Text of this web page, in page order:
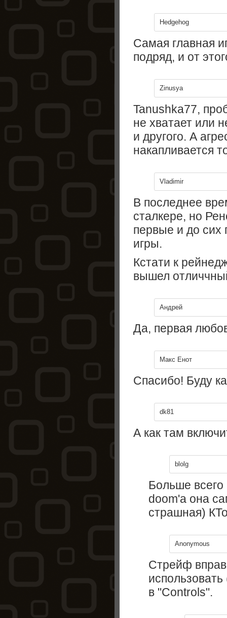
Hedgehog
Самая главная
подряд, и от
Zinusya
Tanushka77,
не хватает или
и другого. А
накапливается
Vladimir
В последнее
сталкере, но
первые и до
игры.
Кстати к
вышел
Андрей
Да, первая
Макс Енот
Спасибо! Буду
dk81
А как там
blolg
Больше
doom'а она
страшная)
Anonymous
Стрейф
в "Controls".